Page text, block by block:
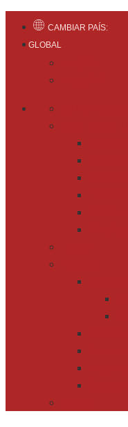
CAMBIAR PAÍS:
GLOBAL